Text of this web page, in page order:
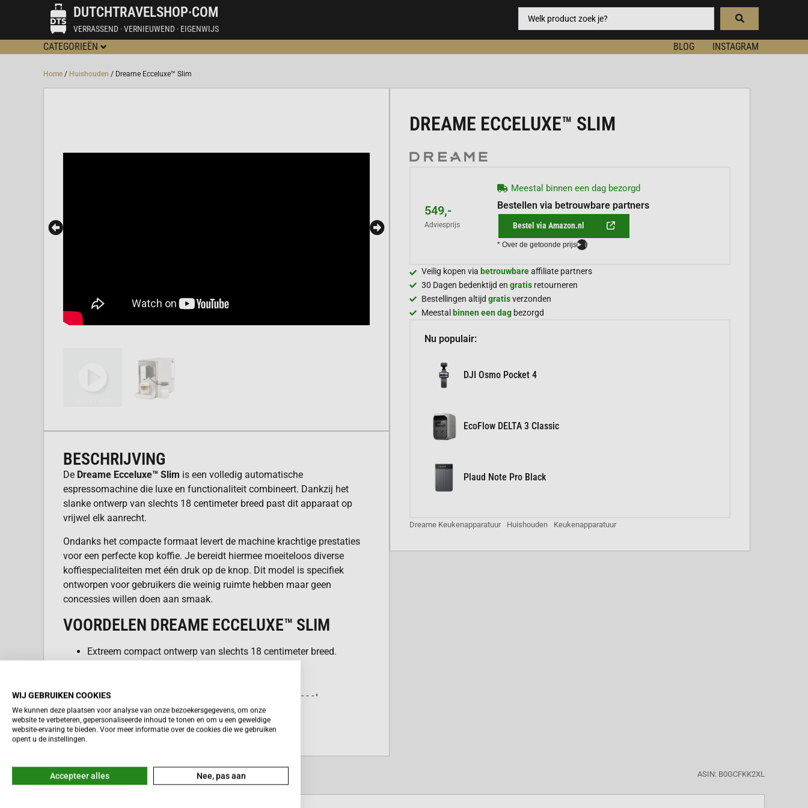
DUTCHTRAVELSHOP·COM
VERRASSEND · VERNIEUWEND · EIGENWIJS
CATEGORIEËN BLOG INSTAGRAM
Home / Huishouden / Dreame Ecceluxe™ Slim
BESCHRIJVING
De Dreame Ecceluxe™ Slim is een volledig automatische
espressomachine die luxe en functionaliteit combineert. Dankzij het
slanke ontwerp van slechts 18 centimeter breed past dit apparaat op
vrijwel elk aanrecht.
Ondanks het compacte formaat levert de machine krachtige prestaties
voor een perfecte kop koffie. Je bereidt hiermee moeiteloos diverse
koffiespecialiteiten met één druk op de knop. Dit model is specifiek
ontworpen voor gebruikers die weinig ruimte hebben maar geen
concessies willen doen aan smaak.
VOORDELEN DREAME ECCELUXE™ SLIM
Extreem compact ontwerp van slechts 18 centimeter breed.
Volledig automatisch reinigingssysteem voor optimaal
gebruiksgemak.
Keuze uit vijf klassieke koffievarianten met één aanraking.
Stil maalproces met negen verschillende instelniveaus.
Geïntegreerd melksysteem voor zijdezacht melkschuim zonder
Lees meer
DREAME ECCELUXE™ SLIM
549,-
Adviesprijs
Meestal binnen een dag bezorgd
Bestellen via betrouwbare partners
Bestel via Amazon.nl
* Over de getoonde prijs i
Veilig kopen via betrouwbareaffiliate partners
30 Dagen bedenktijd en gratis retourneren
Bestellingen altijd gratisverzonden
Meestal binnen een dag bezorgd
Nu populair:
DJI Osmo Pocket 4
EcoFlow DELTA 3 Classic
Plaud Note Pro Black
Dreame Keukenapparatuur Huishouden Keukenapparatuur
ASIN: B0GCFKK2XL
WIJ GEBRUIKEN COOKIES
We kunnen deze plaatsen voor analyse van onze bezoekersgegevens, om onze
website te verbeteren, gepersonaliseerde inhoud te tonen en om u een geweldige
website-ervaring te bieden. Voor meer informatie over de cookies die we gebruiken
opent u de instellingen.
Accepteer alles Nee, pas aan